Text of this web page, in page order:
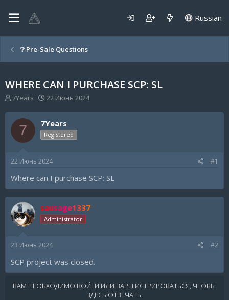
Russian
❔ Pre-Sale Questions
WHERE CAN I PURCHASE SCP: SL
А
т
о
р
м
7Years
Д
т
а
н
а
а
22 Июнь 2024
7 7Years
Registered
22 Июнь 2024 #1
Where can I purchase SCP: SL
sausage1337
Administrator
23 Июнь 2024 #2
SCP project was closed.
ВАМ НЕОБХОДИМО ВОЙТИ ИЛИ ЗАРЕГИСТРИРОВАТЬСЯ, ЧТОБЫ
ЗДЕСЬ ОТВЕЧАТЬ.